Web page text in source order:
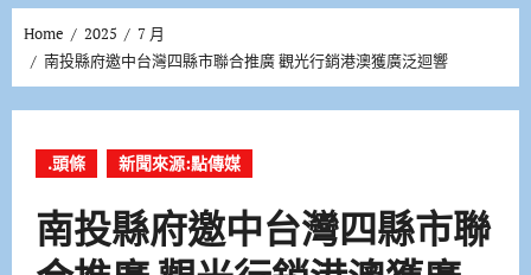
Home 2025
7 月
南投縣府邀中台灣四縣市聯合推廣 觀光行銷港澳獲廣泛迴響
.頭條 新聞來源:點傳媒
南投縣府邀中台灣四縣市聯